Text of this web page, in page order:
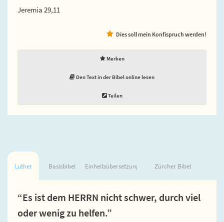
Jeremia 29,11
Dies soll mein Konfispruch werden!
Merken
Den Text in der Bibel online lesen
Teilen
Luther Basisbibel Einheitsübersetzung Zürcher Bibel
“Es ist dem HERRN nicht schwer, durch viel
oder wenig zu helfen.”